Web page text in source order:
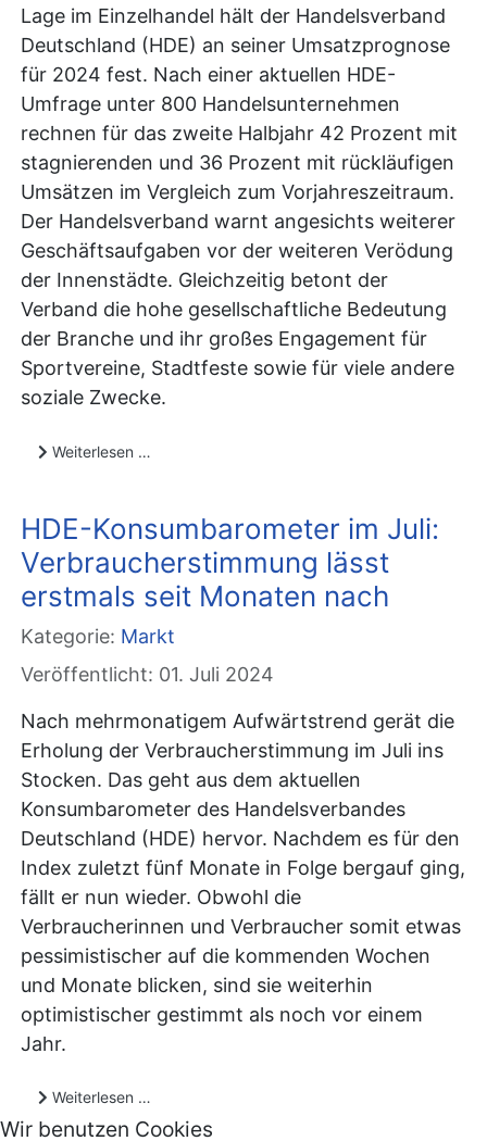
Lage im Einzelhandel hält der Handelsverband
Deutschland (HDE) an seiner Umsatzprognose
für 2024 fest. Nach einer aktuellen HDE-
Umfrage unter 800 Handelsunternehmen
rechnen für das zweite Halbjahr 42 Prozent mit
stagnierenden und 36 Prozent mit rückläufigen
Umsätzen im Vergleich zum Vorjahreszeitraum.
Der Handelsverband warnt angesichts weiterer
Geschäftsaufgaben vor der weiteren Verödung
der Innenstädte. Gleichzeitig betont der
Verband die hohe gesellschaftliche Bedeutung
der Branche und ihr großes Engagement für
Sportvereine, Stadtfeste sowie für viele andere
soziale Zwecke.
Weiterlesen …
HDE-Konsumbarometer im Juli:
Verbraucherstimmung lässt
erstmals seit Monaten nach
Kategorie: Markt
Veröffentlicht: 01. Juli 2024
Nach mehrmonatigem Aufwärtstrend gerät die
Erholung der Verbraucherstimmung im Juli ins
Stocken. Das geht aus dem aktuellen
Konsumbarometer des Handelsverbandes
Deutschland (HDE) hervor. Nachdem es für den
Index zuletzt fünf Monate in Folge bergauf ging,
fällt er nun wieder. Obwohl die
Verbraucherinnen und Verbraucher somit etwas
pessimistischer auf die kommenden Wochen
und Monate blicken, sind sie weiterhin
optimistischer gestimmt als noch vor einem
Jahr.
Weiterlesen …
Wir benutzen Cookies